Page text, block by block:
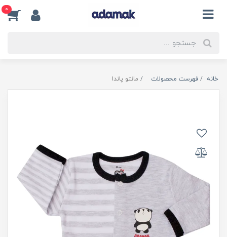
0
خانه فهرست محصولات مانتو پاندا